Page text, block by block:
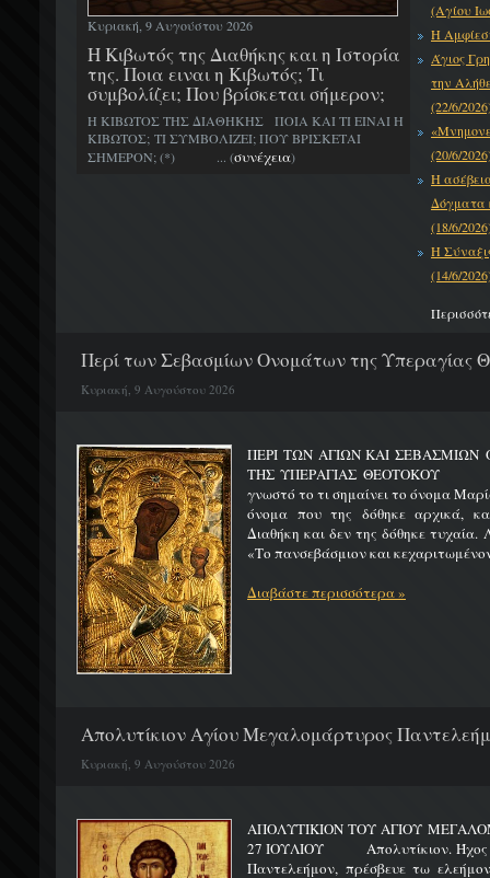
Κυριακή, 9 Αυγούστου 2026
H Κιβωτός της Διαθήκης και η Ιστορία
της. Ποια ειναι η Κιβωτός; Τι
συμβολίζει; Που βρίσκεται σήμερον;
Η ΚΙΒΩΤΟΣ ΤΗΣ ΔΙΑΘΗΚΗΣ ΠΟΙΑ ΚΑΙ ΤΙ ΕΙΝΑΙ Η
ΚΙΒΩΤΟΣ; ΤΙ ΣΥΜΒΟΛΙΖΕΙ; ΠΟΥ ΒΡΙΣΚΕΤΑΙ
ΣΗΜΕΡΟΝ; (*) ... (συνέχεια)
(Αγίου
Η
Άγιος
την
(22/6/
(20/6/
Η
Δόγματα
(18/6/
Η
(14/6/
Περί των Σεβασμίων Ονομάτων της Υπεραγίας
Κυριακή, 9 Αυγούστου 2026
ΠΕΡΙ ΤΩΝ ΑΓΙΩΝ ΚΑΙ
ΤΗΣ ΥΠΕΡΑΓΙΑΣ ΘΕΟΤΟΚΟΥ
γνωστό το τι σημαίνει το όνομα
όνομα που της δόθηκε αρχικά,
Διαθήκη και δεν της δόθηκε τυχαία.
«Το πανσεβάσμιον και
Διαβάστε περισσότερα »
Απολυτίκιον Αγίου Μεγαλομάρτυρος
Κυριακή, 9 Αυγούστου 2026
ΑΠΟΛΥΤΙΚΙΟΝ ΤΟΥ ΑΓΙΟΥ
27 ΙΟΥΛΙΟΥ Απολυτίκιον. Ήχος
Παντελεήμον, πρέσβευε τω